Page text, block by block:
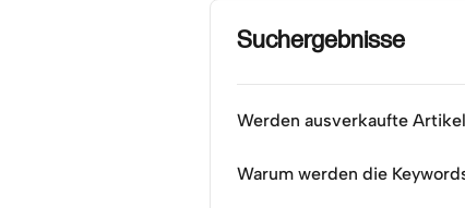
Suchergebnisse
Werden ausverkaufte
Warum werden die